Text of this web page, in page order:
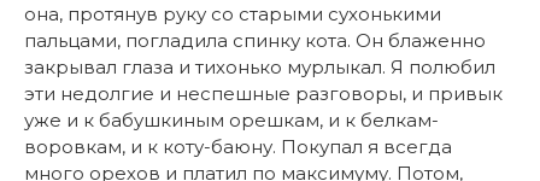
она, протянув руку со старыми сухонькими
пальцами, погладила спинку кота. Он блаженно
закрывал глаза и тихонько мурлыкал. Я полюбил
эти недолгие и неспешные разговоры, и привык
уже и к бабушкиным орешкам, и к белкам-
воровкам, и к коту-баюну. Покупал я всегда
много орехов и платил по максимуму. Потом,